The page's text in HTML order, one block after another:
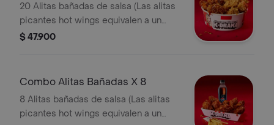
20 Alitas bañadas de salsa (Las alitas
picantes hot wings equivalen a un
trozo de ala)
$ 47.900
Combo Alitas Bañadas X 8
8 Alitas bañadas de salsa (Las alitas
picantes hot wings equivalen a un